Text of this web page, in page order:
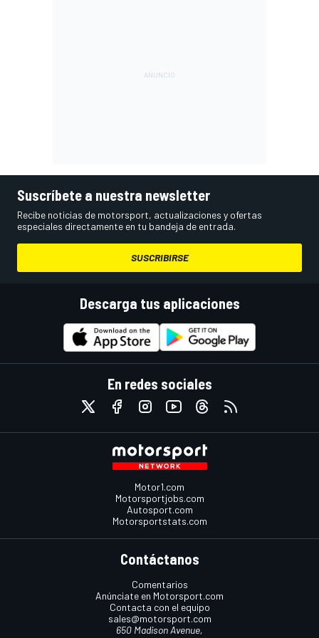
Suscríbete a nuestra newsletter
Recibe noticias de motorsport, actualizaciones y ofertas
especiales directamente en tu bandeja de entrada.
SUSCRIBIRSE
Descarga tus aplicaciones
En redes sociales
Motor1.com
Motorsportjobs.com
Autosport.com
Motorsportstats.com
Contáctanos
Comentarios
Anúnciate en Motorsport.com
Contacta con el equipo
sales@motorsport.com
650 Madison Avenue,